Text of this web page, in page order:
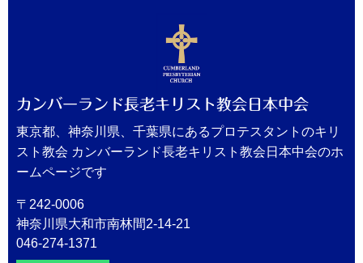
カンバーランド長老キリスト教会日本中会
東京都、神奈川県、千葉県にあるプロテスタントのキリ
スト教会 カンバーランド長老キリスト教会日本中会のホ
ームページです
〒242-0006
神奈川県大和市南林間2-14-21
046-274-1371